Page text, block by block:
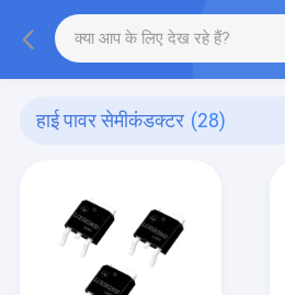
हाई पावर सेमीकंडक्टर (28)